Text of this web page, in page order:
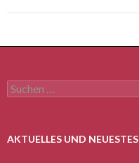
Suchen
nach:
AKTUELLES UND NEUESTES